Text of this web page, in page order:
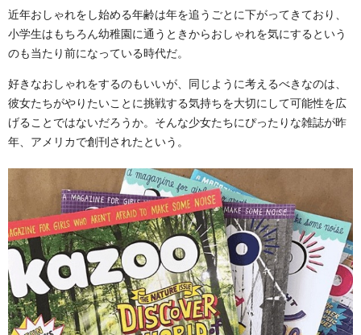
近年おしゃれをし始める年齢は年を追うごとに下がってきており、
小学生はもちろん幼稚園に通うときからおしゃれを気にするという
のも当たり前になっている時代だ。
好きなおしゃれをするのもいいが、同じように考えるべきなのは、
彼女たちがやりたいことに挑戦する気持ちを大切にして可能性を広
げることではないだろうか。そんな少女たちにぴったりな雑誌が昨
年、アメリカで創刊されたという。